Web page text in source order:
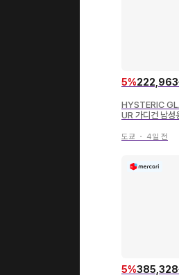
5%222,963
HYSTERIC
UR 가디건 남성
도쿄 ・ 4일 전
5%385,328